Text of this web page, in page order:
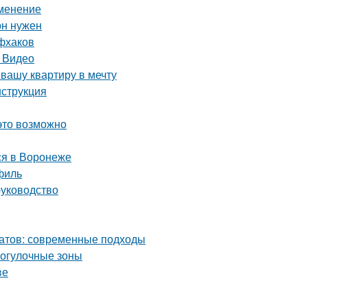
нужен
квартиру в мечту
возможно
в Воронеже
современные подходы
зоны